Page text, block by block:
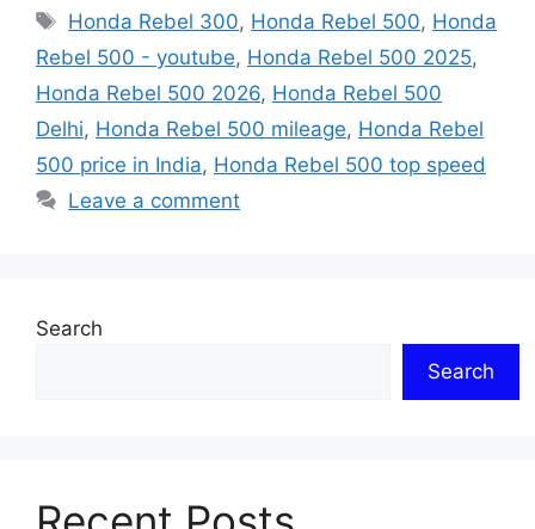
Tags
Honda Rebel 300, Honda Rebel 500, Honda
Rebel 500 - youtube, Honda Rebel 500 2025,
Honda Rebel 500 2026, Honda Rebel 500
Delhi, Honda Rebel 500 mileage, Honda Rebel
500 price in India, Honda Rebel 500 top speed
Leave a comment
Search
Search